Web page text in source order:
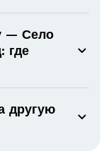
— Село
где
другую